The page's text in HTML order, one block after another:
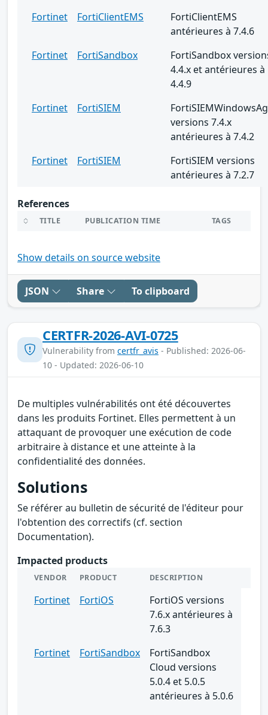
Fortinet
FortiClientEMS
FortiClientEMS
antérieures à 7.4.6
Fortinet
FortiSandbox
FortiSandbox
4.4.x et antérieures à
4.4.9
Fortinet
FortiSIEM
versions 7.4.x
antérieures à 7.4.2
Fortinet
FortiSIEM
FortiSIEM versions
antérieures à 7.2.7
References
TITLE PUBLICATION TIME TAGS
Show details on source website
JSON Share To clipboard
CERTFR-2026-AVI-0725
Vulnerability from certfr_avis - Published: 2026-06-
10 - Updated: 2026-06-10
De multiples vulnérabilités ont été découvertes
dans les produits Fortinet. Elles permettent à un
attaquant de provoquer une exécution de code
arbitraire à distance et une atteinte à la
confidentialité des données.
Solutions
Se référer au bulletin de sécurité de l'éditeur pour
l'obtention des correctifs (cf. section
Documentation).
Impacted products
VENDOR PRODUCT DESCRIPTION
Fortinet FortiOS
FortiOS versions
7.6.x antérieures à
7.6.3
Fortinet
FortiSandbox
FortiSandbox
Cloud versions
5.0.4 et 5.0.5
antérieures à 5.0.6